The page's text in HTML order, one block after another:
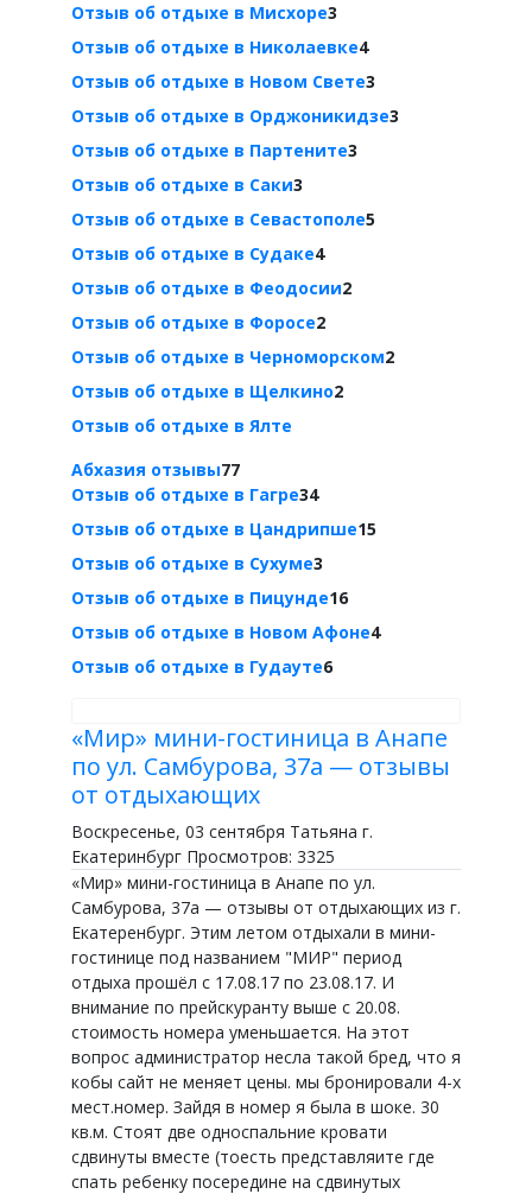
Отзыв об отдыхе в Мисхоре3
Отзыв об отдыхе в Николаевке4
Отзыв об отдыхе в Новом Свете3
Отзыв об отдыхе в Орджоникидзе3
Отзыв об отдыхе в Партените3
Отзыв об отдыхе в Саки3
Отзыв об отдыхе в Севастополе5
Отзыв об отдыхе в Судаке4
Отзыв об отдыхе в Феодосии2
Отзыв об отдыхе в Форосе2
Отзыв об отдыхе в Черноморском2
Отзыв об отдыхе в Щелкино2
Отзыв об отдыхе в Ялте
Абхазия отзывы77
Отзыв об отдыхе в Гагре34
Отзыв об отдыхе в Цандрипше15
Отзыв об отдыхе в Сухуме3
Отзыв об отдыхе в Пицунде16
Отзыв об отдыхе в Новом Афоне4
Отзыв об отдыхе в Гудауте6
«Мир» мини-гостиница в Анапе
по ул. Самбурова, 37а — отзывы
от отдыхающих
Воскресенье, 03 сентября Татьяна г.
Екатеринбург Просмотров: 3325
«Мир» мини-гостиница в Анапе по ул.
Самбурова, 37а — отзывы от отдыхающих из г.
Екатеренбург. Этим летом отдыхали в мини-
гостинице под названием "МИР" период
отдыха прошёл с 17.08.17 по 23.08.17. И
внимание по прейскуранту выше с 20.08.
стоимость номера уменьшается. На этот
вопрос администратор несла такой бред, что я
кобы сайт не меняет цены. мы бронировали 4-х
мест.номер. Зайдя в номер я была в шоке. 30
кв.м. Стоят две односпальние кровати
сдвинуты вместе (тоесть представляите где
спать ребенку посередине на сдвинутых